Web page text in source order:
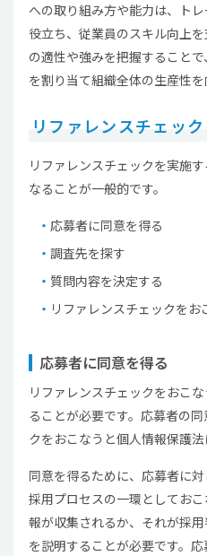
への取り組み方や能力は、ト
役立ち、従業員のスキル向上
の適性や強みを把握すること
を割り当て組織全体の生産性を
リファレンスチェッ
リファレンスチェックを実施
なることが一般的です。
応募者に同意を得る
調査先を探す
質問内容を決定する
リファレンスチェックをお
応募者に同意を得る
リファレンスチェックをおこ
ることが必要です。応募者の
クをおこなうと個人情報保護法
同意を得るために、応募者に
採用プロセスの一環としてお
報が収集されるか、それが採
を説明することが必要です。